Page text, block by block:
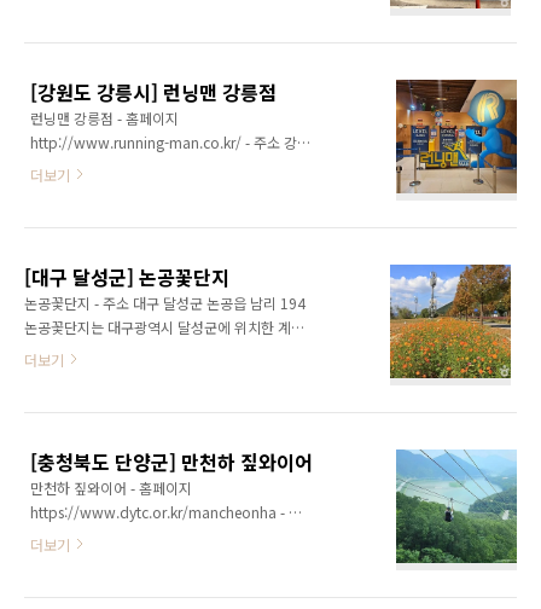
모습을 축소해 재현한다. 역사공원은 DMZ 접경
로 이동이 불가능하며, 반드시 태봉열차를 타고
이동해야 한다. 철원역사..
기기에 좋다. 또한 문화 강좌와 각종 프로그램이
운영되어 주민들의 문화생활 향유에도 기여하고
있다. 생활체육과 문화 활동을 한곳에서 즐길 수
있는 공간으로 지역 주민들의 건강한 여가생활
문의및안내 053-585-6411 - 쉬는날 매주 일요
06:00~18:00 - 주차시설 가능 (총 ..
[강원도 강릉시] 런닝맨 강릉점
런닝맨 강릉점 - 홈페이지
http://www.running-man.co.kr/ - 주소 강원
특별자치도 강릉시 창해로 307 (강문동) 세인트
간이다. 체력과 순발력, 협동심을 활용하는 여러
체험 콘텐츠가 마련되어 있어 가족, 친구, 단체
방문객 모두 즐길 수 있다. 어린이를 동반한 가족
단위 방문객들에게도 인기가 높다. 실내에서 운
른 활동을 즐기고 싶은 여행객들에게 특별한 추
0507-1380-8267 - 쉬는날 연중무휴 - 신용카..
더보기
[대구 달성군] 논공꽃단지
논공꽃단지 - 주소 대구 달성군 논공읍 남리 194
논공꽃단지는 대구광역시 달성군에 위치한 계절
꽃 명소로, 넓은 부지에 다양한 꽃이 식재되어 아
군락이 아름답기로 알려져 있어 많은 방문객이
찾고 있으며, 넓게 펼쳐진 꽃밭은 사진 촬영 명소
로도 인기가 높다. 인근으로 낙동강이 흐르고 자
전거길이 조성되어 있어 산책과 라이딩을 함께
게 자연을 만끽할 수 있는 공간이다. 다만 꽃 식
더보기
[충청북도 단양군] 만천하 짚와이어
만천하 짚와이어 - 홈페이지
https://www.dytc.or.kr/mancheonha - 주
소 충청북도 단양군 적성면 옷바위길 10만천하
더보기